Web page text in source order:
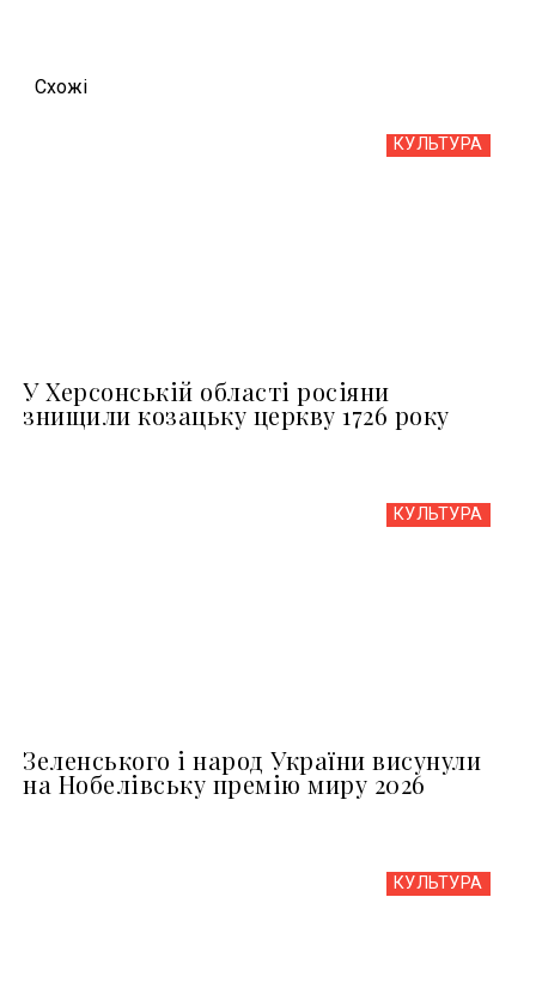
Схожi
КУЛЬТУРА
У Херсонській області росіяни
знищили козацьку церкву 1726 року
КУЛЬТУРА
Зеленського і народ України висунули
на Нобелівську премію миру 2026
КУЛЬТУРА